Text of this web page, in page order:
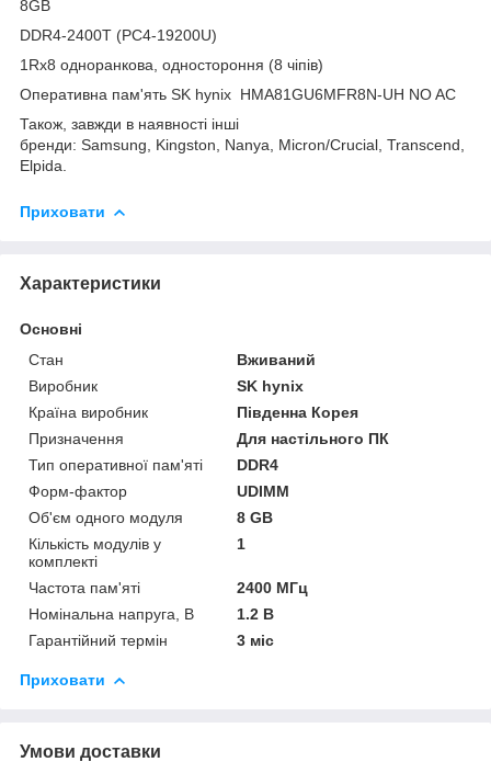
8GB
DDR4-2400T (PC4-19200U)
1Rx8 одноранкова, одностороння (8 чіпів)
Оперативна пам'ять SK hynix HMA81GU6MFR8N-UH NO AC
Також, завжди в наявності інші
бренди: Samsung, Kingston, Nanya, Micron/Crucial, Transcend,
Elpida.
Приховати
Характеристики
Основні
Стан
Вживаний
Виробник
SK hynix
Країна виробник
Південна Корея
Призначення
Для настільного ПК
Тип оперативної пам'яті
DDR4
Форм-фактор
UDIMM
Об'єм одного модуля
8 GB
Кількість модулів у
комплекті
1
Частота пам'яті
2400 МГц
Номінальна напруга, В
1.2 В
Гарантійний термін
3 міс
Приховати
Умови доставки